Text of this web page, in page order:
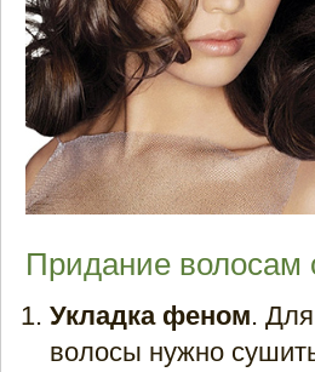
Придание
Укладка феном.
волосы нужно